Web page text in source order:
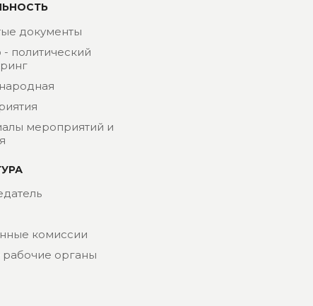
документы
- политический
мероприятий и
комиссии
рабочие органы